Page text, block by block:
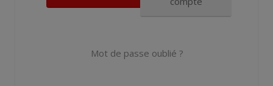
Mot de passe oublié ?